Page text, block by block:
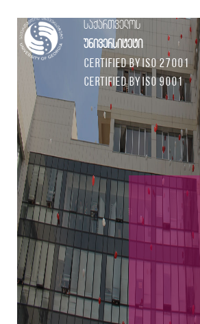
საქართველოს
უნივერსიტეტი
Certified by ISO 27001
Certified by ISO 9001